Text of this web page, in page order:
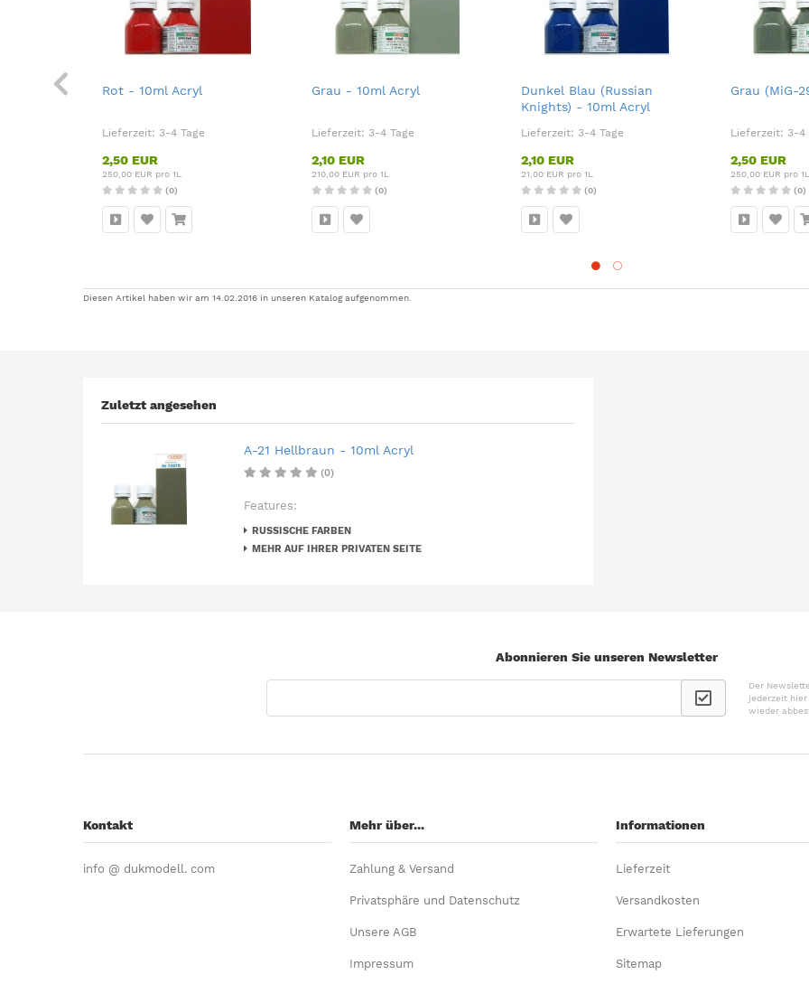
Rot - 10ml Acryl
Lieferzeit: 3-4 Tage
2,50 EUR
250,00 EUR pro 1L
(0)
Grau - 10ml Acryl
Lieferzeit: 3-4 Tage
2,10 EUR
210,00 EUR pro 1L
(0)
Dunkel Blau (Russian
Knights) - 10ml Acryl
Lieferzeit: 3-4 Tage
2,10 EUR
21,00 EUR pro 1L
(0)
Grau (MiG-
Lieferzeit: 3-4
2,50 EUR
250,00 EUR pro 1L
(0)
Diesen Artikel haben wir am 14.02.2016 in unseren Katalog aufgenommen.
Zuletzt angesehen
A-21 Hellbraun - 10ml Acryl
(0)
Features:
RUSSISCHE FARBEN
MEHR AUF IHRER PRIVATEN SEITE
Abonnieren Sie unseren Newsletter
Der
jederzeit
wieder
Kontakt
info @ dukmodell. com
Mehr über...
Zahlung & Versand
Privatsphäre und Datenschutz
Unsere AGB
Impressum
Informationen
Lieferzeit
Versandkosten
Erwartete Lieferungen
Sitemap